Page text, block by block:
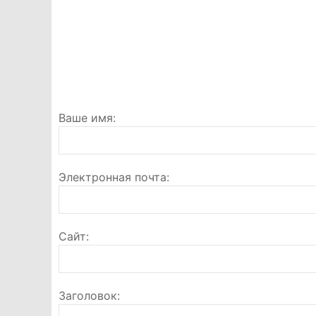
Ваше имя
Электронная почта
Сайт
Заголовок